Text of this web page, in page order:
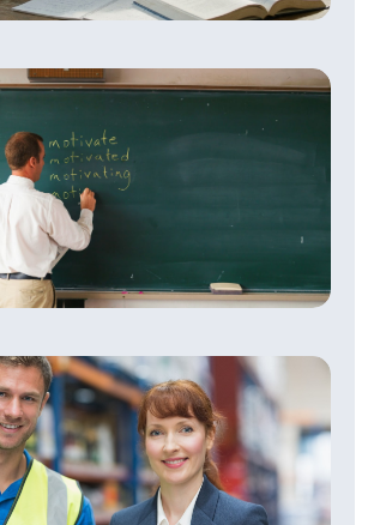
à l’immobilier après le bac :
ou Master, quelle voie
en maths (terminale) :
des meilleurs organismes